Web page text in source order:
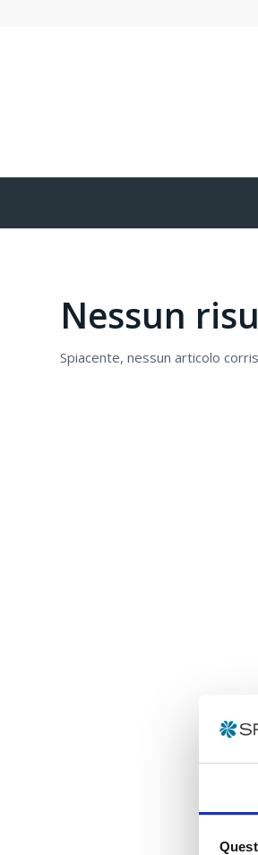
Nessun
Spiacente, nessun articolo